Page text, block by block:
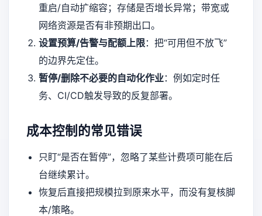
重启/自动扩缩容；存储是否增长异常；带宽或
网络资源是否有非预期出口。
设置预算/告警与配额上限：把“可用但不放飞”
的边界先定住。
暂停/删除不必要的自动化作业：例如定时任
务、CI/CD触发导致的反复部署。
成本控制的常见错误
只盯“是否在暂停”，忽略了某些计费项可能在后
台继续累计。
恢复后直接把规模拉到原来水平，而没有复核脚
本/策略。